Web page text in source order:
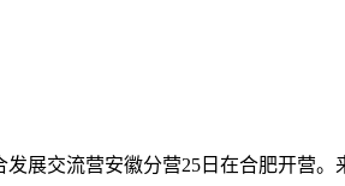
交流营安徽分营25日在合肥开营